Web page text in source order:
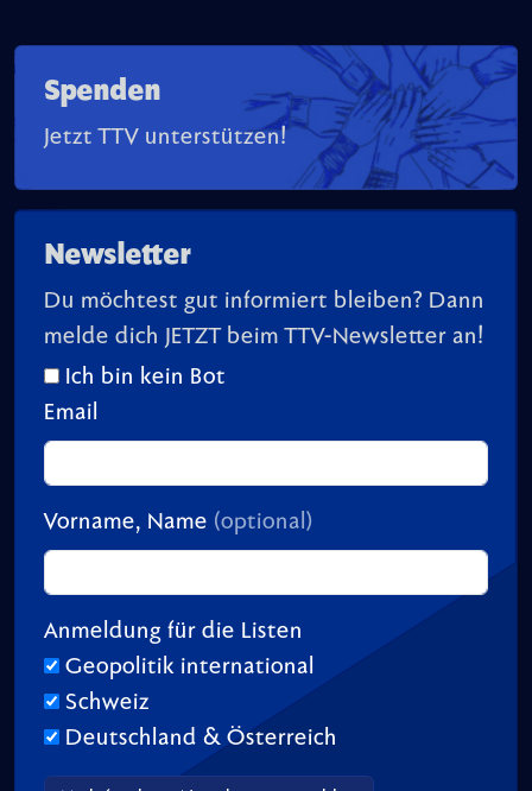
Spenden
Jetzt TTV unterstützen!
Newsletter
Du möchtest gut informiert bleiben? Dann
melde dich JETZT beim TTV-Newsletter an!
Ich bin kein Bot
Email
Vorname, Name (optional)
Anmeldung für die Listen
Geopolitik international
Schweiz
Deutschland & Österreich